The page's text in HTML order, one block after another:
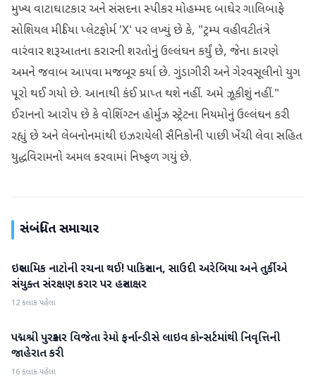
મુખ્ય વાટાઘાટકાર અને સંસદના સ્પીકર મોહમ્મદ બાઘેર ગાલિબાફે
સોશિયલ મીડિયા પ્લેટફોર્મ 'X' પર લખ્યું છે કે, "ટ્રમ્પ વહીવટીતંત્રે
વારંવાર શરૂઆતના કરારની શરતોનું ઉલ્લંઘન કર્યું છે, જેના કારણે
અમને જવાબ આપવા મજબૂર કર્યા છે. ગુંડાગીરી અને ગેરવસૂલીનો યુગ
પૂરો થઈ ગયો છે. આનાથી કંઈ પ્રાપ્ત થશે નહીં. અમે ઝૂકીશું નહીં."
ઈરાનનો આરોપ છે કે વોશિંગ્ટન હોર્મુઝ સ્ટ્રેટના નિયમોનું ઉલ્લંઘન કરી
રહ્યું છે અને લેબનોનમાંથી ઇઝરાયેલી સૈનિકોની પાછી ખેંચી લેવા સહિત
યુદ્ધવિરામનો અમલ કરવામાં નિષ્ફળ ગયું છે.
સંબંધિત સમાચાર
આંતરરાષ્ટ્રીય
ઇસ્લામિક નાટોની રચના થઈ! પાકિસ્તાન, સાઉદી અરેબિયા અને તુર્કીએ
સંયુક્ત સંરક્ષણ કરાર પર હસ્તાક્ષર
12 કલાક પહેલા
આંતરરાષ્ટ્રીય
પદ્મશ્રી પુરસ્કાર વિજેતા રેમો ફર્નાન્ડીસે લાઇવ કોન્સર્ટમાંથી નિવૃત્તિની
જાહેરાત કરી
16 કલાક પહેલા